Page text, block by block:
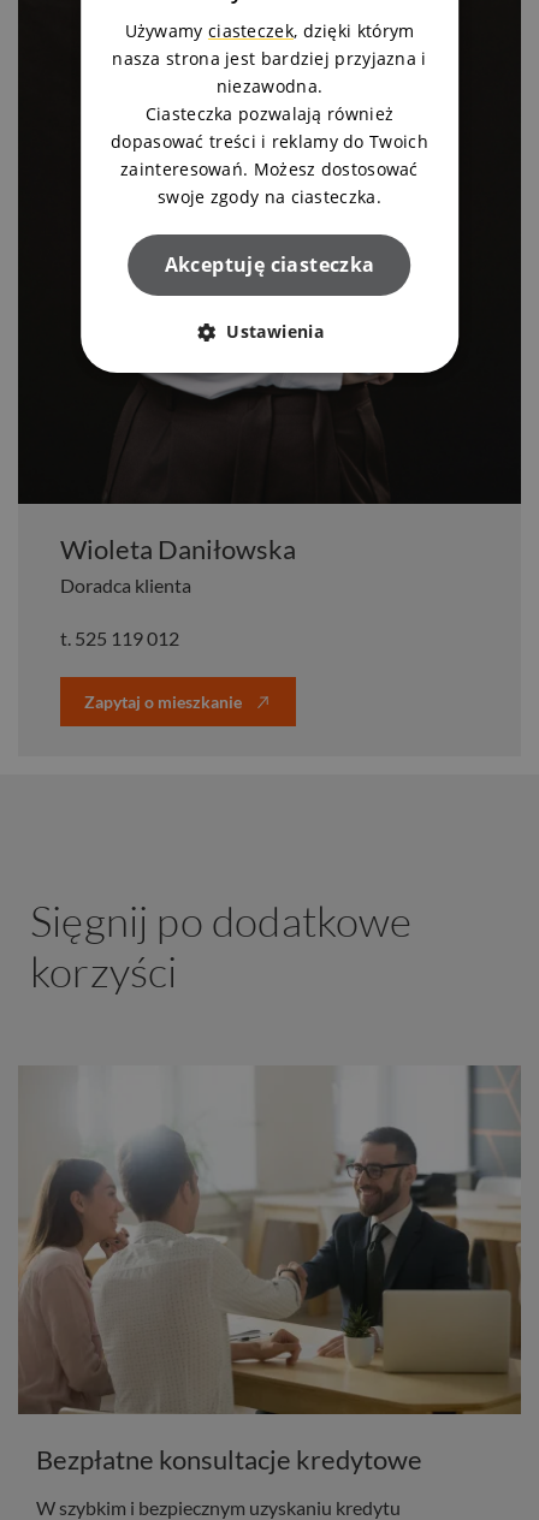
Wioleta Daniłowska
Doradca klienta
t. 525 119 012
Zapytaj o mieszkanie
Sięgnij po dodatkowe
korzyści
Bezpłatne konsultacje kredytowe
W szybkim i bezpiecznym uzyskaniu kredytu
Używamy ciasteczek, dzięki którym
nasza strona jest bardziej przyjazna i
niezawodna.
Ciasteczka pozwalają również
dopasować treści i reklamy do Twoich
zainteresowań. Możesz dostosować
swoje zgody na ciasteczka.
Akceptuję ciasteczka
Ustawienia